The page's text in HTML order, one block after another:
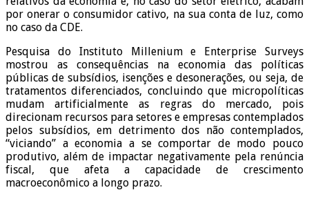
por onerar o consumidor cativo, na sua conta de luz, como
no caso da CDE.
Pesquisa do Instituto Millenium e Enterprise Surveys
mostrou as consequências na economia das políticas
públicas de subsídios, isenções e desonerações, ou seja, de
tratamentos diferenciados, concluindo que micropolíticas
mudam artificialmente as regras do mercado, pois
direcionam recursos para setores e empresas contemplados
pelos subsídios, em detrimento dos não contemplados,
“viciando” a economia a se comportar de modo pouco
produtivo, além de impactar negativamente pela renúncia
fiscal, que afeta a capacidade de crescimento
macroeconômico a longo prazo.